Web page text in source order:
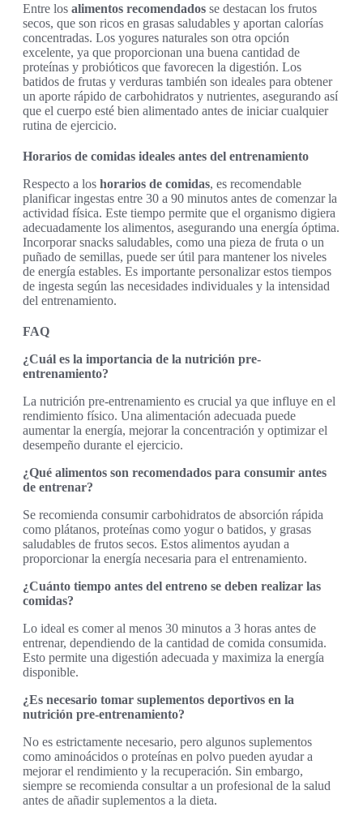
Entre los alimentos recomendados se destacan los frutos
secos, que son ricos en grasas saludables y aportan calorías
concentradas. Los yogures naturales son otra opción
excelente, ya que proporcionan una buena cantidad de
proteínas y probióticos que favorecen la digestión. Los
batidos de frutas y verduras también son ideales para obtener
un aporte rápido de carbohidratos y nutrientes, asegurando así
que el cuerpo esté bien alimentado antes de iniciar cualquier
rutina de ejercicio.
Horarios de comidas ideales antes del entrenamiento
Respecto a los horarios de comidas, es recomendable
planificar ingestas entre 30 a 90 minutos antes de comenzar la
actividad física. Este tiempo permite que el organismo digiera
adecuadamente los alimentos, asegurando una energía óptima.
Incorporar snacks saludables, como una pieza de fruta o un
puñado de semillas, puede ser útil para mantener los niveles
de energía estables. Es importante personalizar estos tiempos
de ingesta según las necesidades individuales y la intensidad
del entrenamiento.
FAQ
¿Cuál es la importancia de la nutrición pre-
entrenamiento?
La nutrición pre-entrenamiento es crucial ya que influye en el
rendimiento físico. Una alimentación adecuada puede
aumentar la energía, mejorar la concentración y optimizar el
desempeño durante el ejercicio.
¿Qué alimentos son recomendados para consumir antes
de entrenar?
Se recomienda consumir carbohidratos de absorción rápida
como plátanos, proteínas como yogur o batidos, y grasas
saludables de frutos secos. Estos alimentos ayudan a
proporcionar la energía necesaria para el entrenamiento.
¿Cuánto tiempo antes del entreno se deben realizar las
comidas?
Lo ideal es comer al menos 30 minutos a 3 horas antes de
entrenar, dependiendo de la cantidad de comida consumida.
Esto permite una digestión adecuada y maximiza la energía
disponible.
¿Es necesario tomar suplementos deportivos en la
nutrición pre-entrenamiento?
No es estrictamente necesario, pero algunos suplementos
como aminoácidos o proteínas en polvo pueden ayudar a
mejorar el rendimiento y la recuperación. Sin embargo,
siempre se recomienda consultar a un profesional de la salud
antes de añadir suplementos a la dieta.